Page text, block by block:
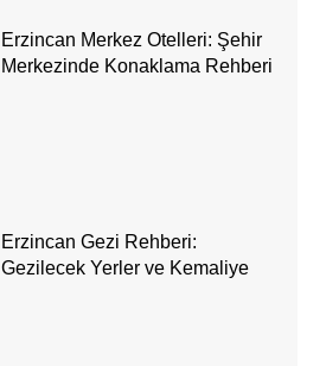
Erzincan Merkez Otelleri: Şehir
Merkezinde Konaklama Rehberi
Erzincan Gezi Rehberi:
Gezilecek Yerler ve Kemaliye